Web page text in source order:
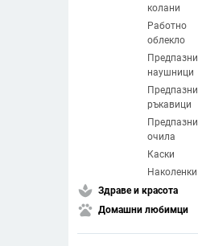
колани
Работно
облекло
Предпазни
наушници
Предпазни
ръкавици
Предпазни
очила
Каски
Наколенки
spa Здраве и красота
pets Домашни любимци